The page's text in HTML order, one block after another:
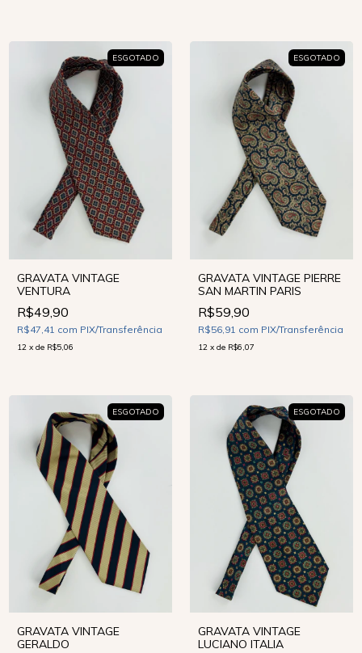
ESGOTADO
GRAVATA VINTAGE
VENTURA
R$49,90
R$47,41 com PIX/Transferência
12 x de R$5,06
ESGOTADO
GRAVATA VINTAGE PIERRE
SAN MARTIN PARIS
R$59,90
R$56,91 com PIX/Transferência
12 x de R$6,07
ESGOTADO
GRAVATA VINTAGE
GERALDO
ESGOTADO
GRAVATA VINTAGE
LUCIANO ITALIA